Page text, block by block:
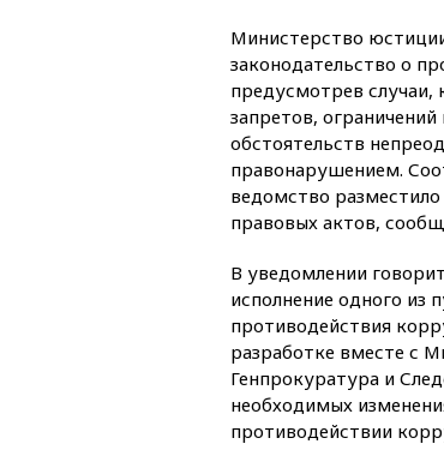
Министерство
законодательство о
предусмотрев случаи,
запретов,
обстоятельств
правонарушением.
ведомство
правовых актов,
В уведомлении
исполнение одного из
противодействия
разработке вместе с
Генпрокуратура и
необходимых
противодействии